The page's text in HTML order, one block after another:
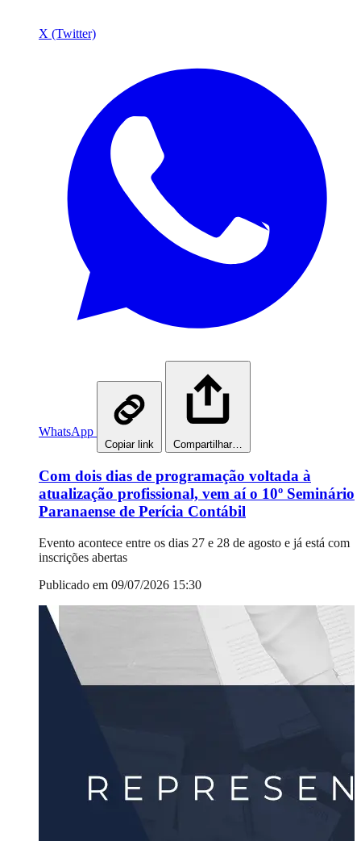
X (Twitter)
WhatsApp
Copiar link Compartilhar…
Com dois dias de programação voltada à
atualização profissional, vem aí o 10º Seminário
Paranaense de Perícia Contábil
Evento acontece entre os dias 27 e 28 de agosto e já está com
inscrições abertas
Publicado em 09/07/2026 15:30